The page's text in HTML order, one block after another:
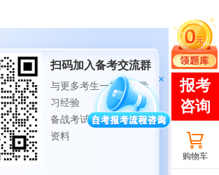
扫码加入备考交流群
与更多考生一起交流学
习经验
备战考试，获取试题及
资料
购物车